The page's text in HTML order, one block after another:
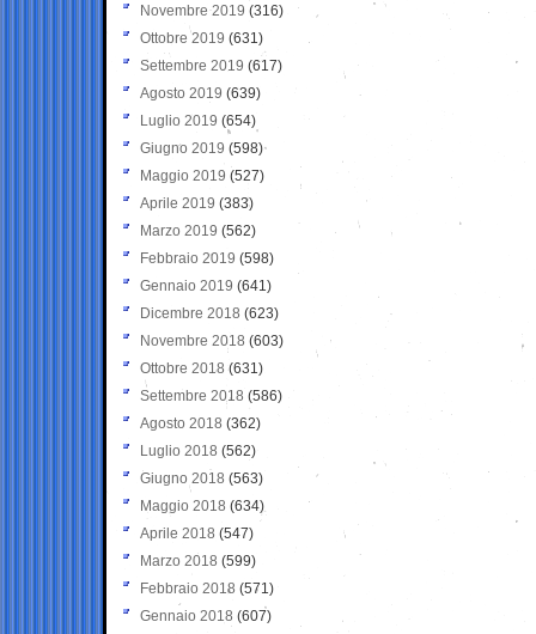
Novembre 2019 (316)
Ottobre 2019 (631)
Settembre 2019 (617)
Agosto 2019 (639)
Luglio 2019 (654)
Giugno 2019 (598)
Maggio 2019 (527)
Aprile 2019 (383)
Marzo 2019 (562)
Febbraio 2019 (598)
Gennaio 2019 (641)
Dicembre 2018 (623)
Novembre 2018 (603)
Ottobre 2018 (631)
Settembre 2018 (586)
Agosto 2018 (362)
Luglio 2018 (562)
Giugno 2018 (563)
Maggio 2018 (634)
Aprile 2018 (547)
Marzo 2018 (599)
Febbraio 2018 (571)
Gennaio 2018 (607)